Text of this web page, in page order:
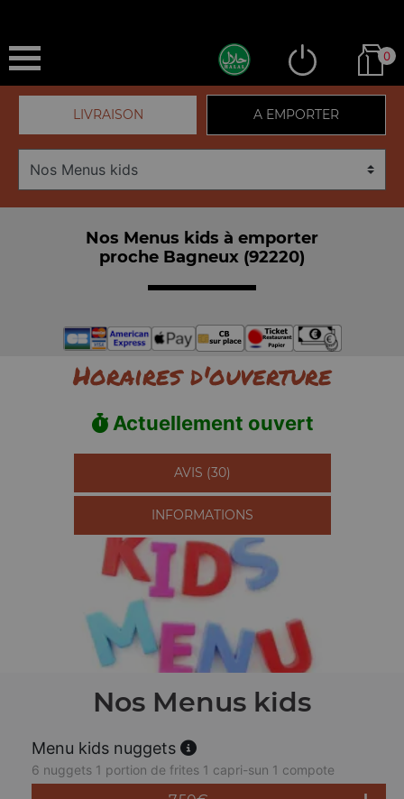
0
LIVRAISON A EMPORTER
Nos Menus kids à emporter
proche Bagneux (92220)
Horaires d'ouverture
Actuellement ouvert
AVIS (30)
INFORMATIONS
Nos Menus kids
Menu kids nuggets
6 nuggets 1 portion de frites 1 capri-sun 1 compote